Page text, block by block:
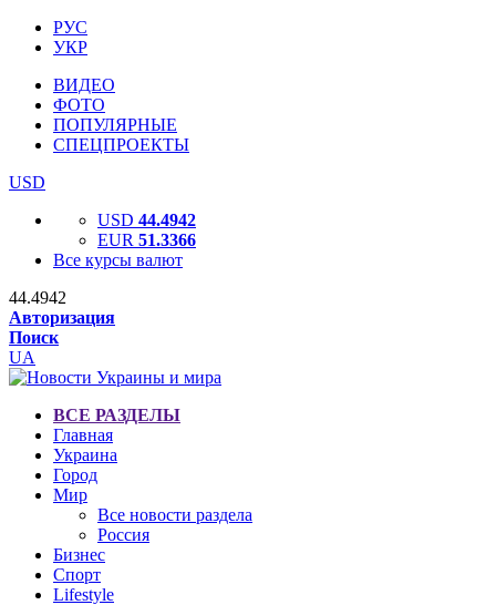
РУС
УКР
ВИДЕО
ФОТО
ПОПУЛЯРНЫЕ
СПЕЦПРОЕКТЫ
USD
USD 44.4942
EUR 51.3366
Все курсы валют
44.4942
Авторизация
Поиск
UA
ВСЕ РАЗДЕЛЫ
Главная
Украина
Город
Мир
Все новости раздела
Россия
Бизнес
Спорт
Lifestyle